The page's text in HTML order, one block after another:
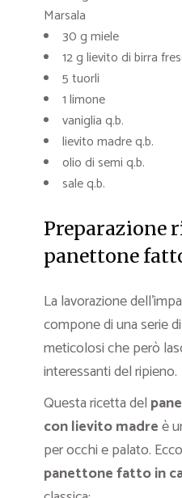
Marsala
30 g miele
12 g lievito di birra
5 tuorli
1 limone
vaniglia q.b.
lievito madre q.b.
olio di semi q.b.
sale q.b.
Preparazione
panettone
La lavorazione
compone di una serie
meticolosi che però
interessanti del ripieno.
Questa ricetta del
con lievito madreè
per occhi e palato.
panettone fatto in